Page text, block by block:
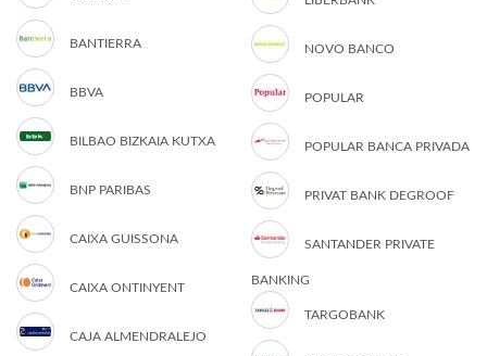
BANTIERRA
BBVA
BILBAO BIZKAIA KUTXA
BNP PARIBAS
CAIXA GUISSONA
CAIXA ONTINYENT
CAJA ALMENDRALEJO
NOVO BANCO
POPULAR
POPULAR BANCA PRIVADA
PRIVAT BANK DEGROOF
SANTANDER PRIVATE
BANKING
TARGOBANK